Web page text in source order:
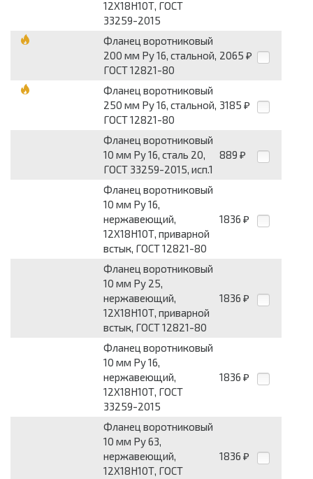
12Х18Н10Т, ГОСТ
33259-2015
Фланец воротниковый
200 мм Pу 16, стальной,
ГОСТ 12821-80
2065 ₽
Фланец воротниковый
250 мм Pу 16, стальной,
ГОСТ 12821-80
3185 ₽
Фланец воротниковый
10 мм Pу 16, сталь 20,
ГОСТ 33259-2015, исп.1
889 ₽
Фланец воротниковый
10 мм Pу 16,
нержавеющий,
12Х18Н10Т, приварной
встык, ГОСТ 12821-80
1836 ₽
Фланец воротниковый
10 мм Pу 25,
нержавеющий,
12Х18Н10Т, приварной
встык, ГОСТ 12821-80
1836 ₽
Фланец воротниковый
10 мм Pу 16,
нержавеющий,
12Х18Н10Т, ГОСТ
33259-2015
1836 ₽
Фланец воротниковый
10 мм Pу 63,
нержавеющий,
12Х18Н10Т, ГОСТ
1836 ₽